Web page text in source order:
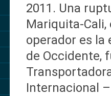
2011. Una
Mariquita-
operador es la
de Occidente,
Internacional